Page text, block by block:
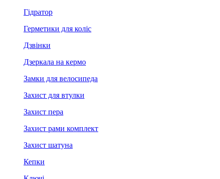
Гідратор
Герметики для коліс
Дзвінки
Дзеркала на кермо
Замки для велосипеда
Захист для втулки
Захист пера
Захист рами комплект
Захист шатуна
Кепки